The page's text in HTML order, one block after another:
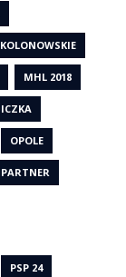
KOLONOWSKIE
MHL 2018
OPOLE
PARTNER
PSP 24